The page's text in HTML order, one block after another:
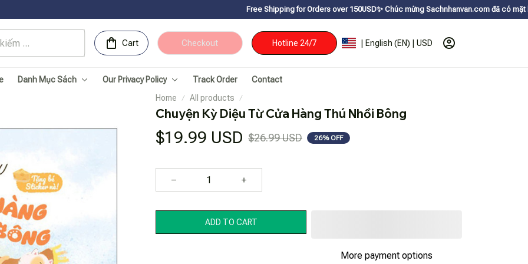
Free Shipping for Orders over 150USDㅤ✨ Chúc mừng Sachnhanvan.com đã có mặt hơn 200 quốc
Cart Checkout Hotline 24/7 | English (EN) | USD
Danh Mục Sách Our Privacy Policy Track Order
Contact
Home
All products
Chuyện Kỳ Diệu Từ Cửa Hàng Thú Nhồi Bông
$19.99 USD $26.99 USD 26% OFF
ADD TO CART
More payment options